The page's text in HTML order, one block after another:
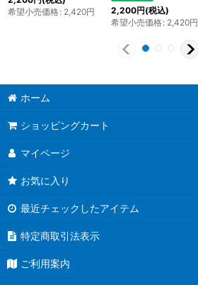
希望小売価格: 2,420円 2,200円(税込)
希望小売価格: 2,420円
ホーム
ショッピングカート
マイページ
お気に入り
最近チェックしたアイテム
特定商取引法表示
ご利用案内